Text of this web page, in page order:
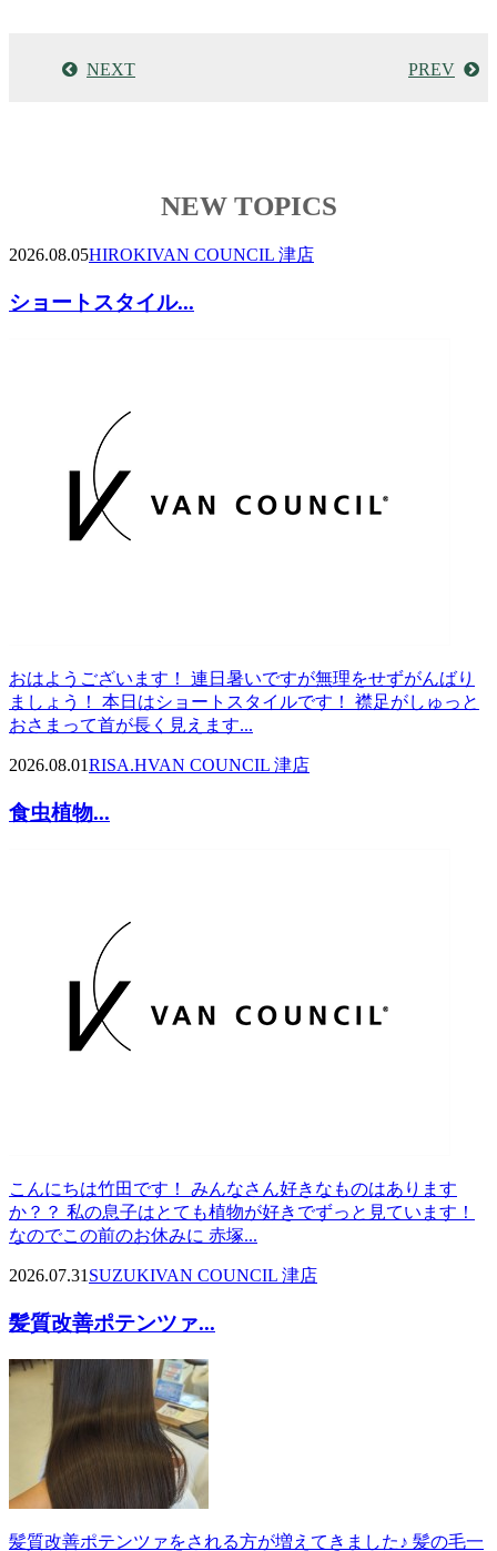
NEXT PREV
NEW TOPICS
2026.08.05HIROKIVAN COUNCIL 津店
ショートスタイル...
おはようございます！ 連日暑いですが無理をせずがんばり
ましょう！ 本日はショートスタイルです！ 襟足がしゅっと
おさまって首が長く見えます...
2026.08.01RISA.HVAN COUNCIL 津店
食虫植物...
こんにちは竹田です！ みんなさん好きなものはあります
か？？ 私の息子はとても植物が好きでずっと見ています！
なのでこの前のお休みに 赤塚...
2026.07.31 SUZUKIVAN COUNCIL 津店
髪質改善ポテンツァ...
髪質改善ポテンツァをされる方が増えてきました♪ 髪の毛一